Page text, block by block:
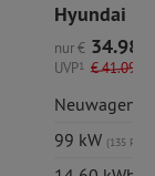
nur€
UVP1 €41.090,-
Neuwagen
99 kW (135 PS)